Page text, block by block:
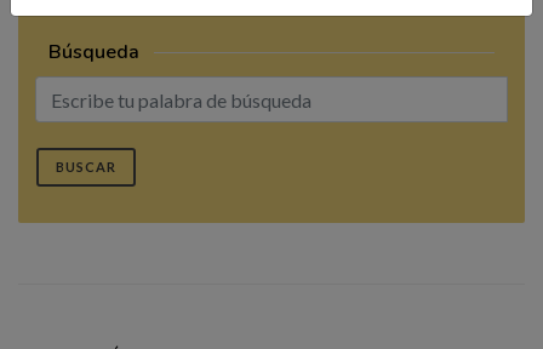
Búsqueda
BUSCAR